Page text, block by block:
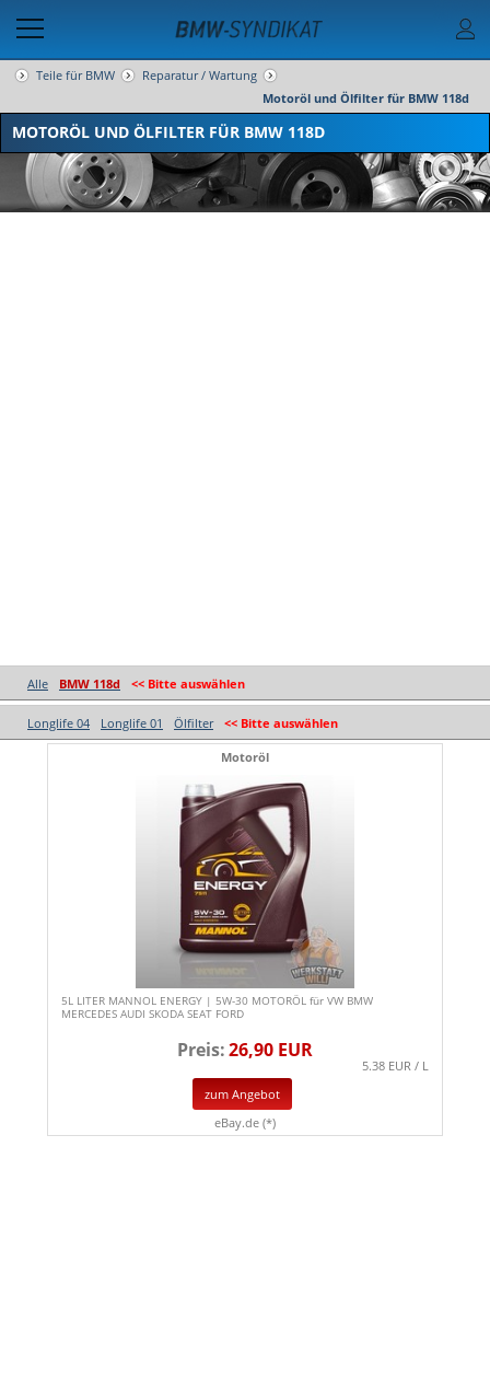
Teile für BMW
Reparatur / Wartung
Motoröl und Ölfilter für BMW 118d
MOTORÖL UND ÖLFILTER FÜR BMW 118D
Alle BMW 118d << Bitte auswählen
Longlife 04 Longlife 01 Ölfilter << Bitte auswählen
Motoröl
5L LITER MANNOL ENERGY | 5W-30 MOTORÖL für VW BMW
MERCEDES AUDI SKODA SEAT FORD
Preis:26,90 EUR
5.38 EUR / L
zum Angebot
eBay.de (*)